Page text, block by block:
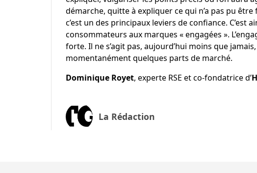
démarche, quitte à expliquer ce qui n’a pas pu
c’est un des principaux leviers de confiance. C’est
consommateurs aux marques « engagées ».
forte. Il ne s’agit pas, aujourd’hui moins que
momentanément quelques parts de marché.
Dominique Royet, experte RSE et co-fondatrice d’
La Rédaction